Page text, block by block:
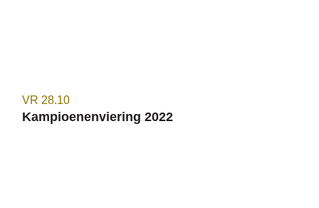
VR 28.10
Kampioenenviering 2022